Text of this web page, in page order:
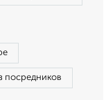
посредников